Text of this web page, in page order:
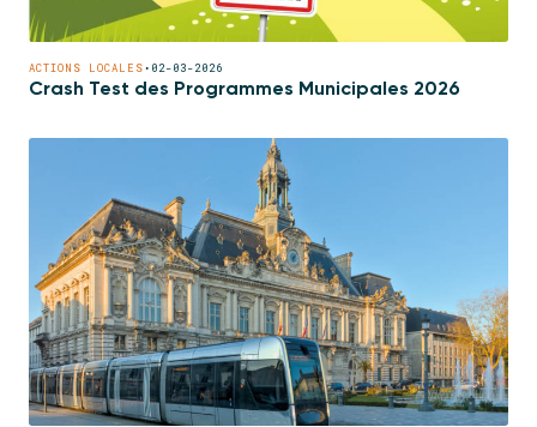
ACTIONS LOCALES• 02-03-2026
Crash Test des Programmes Municipales 2026